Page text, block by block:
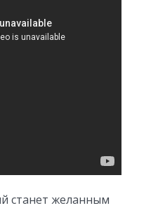
станет желанным